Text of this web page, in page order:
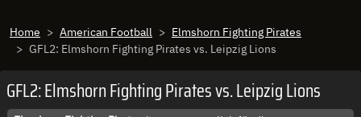
Home American Football
Elmshorn Fighting Pirates
GFL2: Elmshorn Fighting Pirates vs. Leipzig Lions
GFL2: Elmshorn Fighting Pirates vs. Leipzig Lions